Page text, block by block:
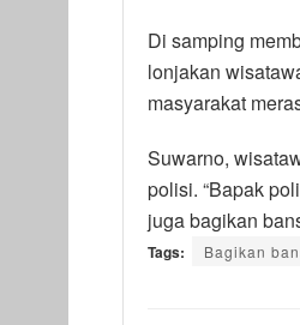
Di samping
lonjakan
masyarakat
Suwarno,
polisi. “Bapak
juga bagikan
Tags: Bagikan